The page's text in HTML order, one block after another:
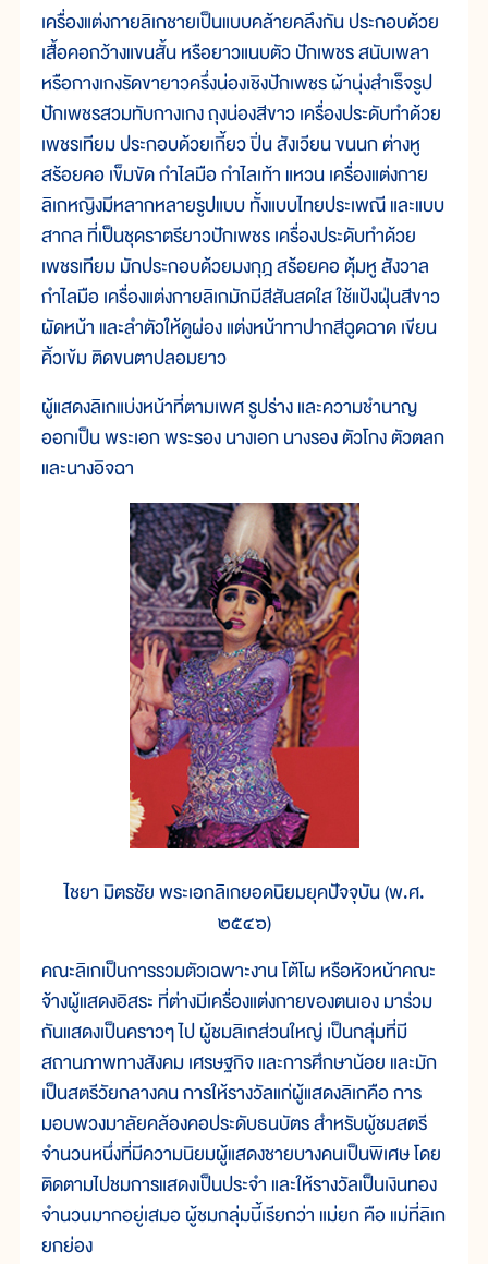
เครื่องแต่งกายลิเกชายเป็นแบบคล้ายคลึงกัน ประกอบด้วย
เสื้อคอกว้างแขนสั้น หรือยาวแนบตัว ปักเพชร สนับเพลา
หรือกางเกงรัดขายาวครึ่งน่องเชิงปักเพชร ผ้านุ่งสำเร็จรูป
ปักเพชรสวมทับกางเกง ถุงน่องสีขาว เครื่องประดับทำด้วย
เพชรเทียม ประกอบด้วยเกี้ยว ปิ่น สังเวียน ขนนก ต่างหู
สร้อยคอ เข็มขัด กำไลมือ กำไลเท้า แหวน เครื่องแต่งกาย
ลิเกหญิงมีหลากหลายรูปแบบ ทั้งแบบไทยประเพณี และแบบ
สากล ที่เป็นชุดราตรียาวปักเพชร เครื่องประดับทำด้วย
เพชรเทียม มักประกอบด้วยมงกุฎ สร้อยคอ ตุ้มหู สังวาล
กำไลมือ เครื่องแต่งกายลิเกมักมีสีสันสดใส ใช้แป้งฝุ่นสีขาว
ผัดหน้า และลำตัวให้ดูผ่อง แต่งหน้าทาปากสีฉูดฉาด เขียน
คิ้วเข้ม ติดขนตาปลอมยาว
ผู้แสดงลิเกแบ่งหน้าที่ตามเพศ รูปร่าง และความชำนาญ
ออกเป็น พระเอก พระรอง นางเอก นางรอง ตัวโกง ตัวตลก
และนางอิจฉา
ไชยา มิตรชัย พระเอกลิเกยอดนิยมยุคปัจจุบัน (พ.ศ.
๒๕๔๖)
คณะลิเกเป็นการรวมตัวเฉพาะงาน โต้โผ หรือหัวหน้าคณะ
จ้างผู้แสดงอิสระ ที่ต่างมีเครื่องแต่งกายของตนเอง มาร่วม
กันแสดงเป็นคราวๆ ไป ผู้ชมลิเกส่วนใหญ่ เป็นกลุ่มที่มี
สถานภาพทางสังคม เศรษฐกิจ และการศึกษาน้อย และมัก
เป็นสตรีวัยกลางคน การให้รางวัลแก่ผู้แสดงลิเกคือ การ
มอบพวงมาลัยคล้องคอประดับธนบัตร สำหรับผู้ชมสตรี
จำนวนหนึ่งที่มีความนิยมผู้แสดงชายบางคนเป็นพิเศษ โดย
ติดตามไปชมการแสดงเป็นประจำ และให้รางวัลเป็นเงินทอง
จำนวนมากอยู่เสมอ ผู้ชมกลุ่มนี้เรียกว่า แม่ยก คือ แม่ที่ลิเก
ยกย่อง